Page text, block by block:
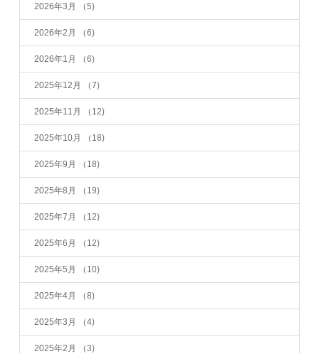
2026年3月 （5)
2026年2月 （6)
2026年1月 （6)
2025年12月 （7)
2025年11月 （12)
2025年10月 （18)
2025年9月 （18)
2025年8月 （19)
2025年7月 （12)
2025年6月 （12)
2025年5月 （10)
2025年4月 （8)
2025年3月 （4)
2025年2月 （3)